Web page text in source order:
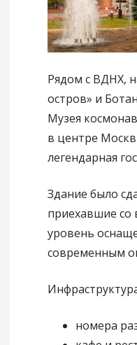
Рядом с ВДНХ,
остров» и
Музея
в центре
легендарная
Здание было
приехавшие со
уровень
современным
номера